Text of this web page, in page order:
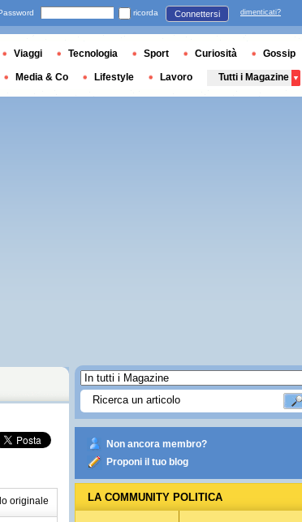
originale
Non ancora membro?
Proponi il tuo blog
LA COMMUNITY POLITICA
ricorda Connettersi dimenticati?
Viaggi Tecnologia Sport Curiosità Gossip
Media & Co Lifestyle Lavoro Tutti i Magazine